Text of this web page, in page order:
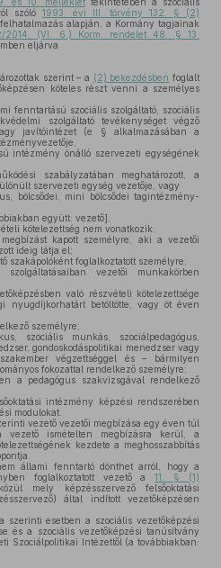
szóló 1993. évi III. törvény 132. § (2)
alapján, a Kormány tagjainak
2014. (VI. 6.) Korm. rendelet 48. § 13.
eljárva
szerint – a (2) bekezdésben foglalt
köteles részt venni a személyes
fenntartású szociális szolgáltató, szociális
szolgáltató tevékenységet végző
javítóintézet (e § alkalmazásában a
intézmény önálló szervezeti egységének
szabályzatában meghatározott, a
szervezeti egység vezetője, vagy
bölcsődei, mini bölcsődei tagintézmény-
együtt: vezető].
kötelezettség nem vonatkozik:
kapott személyre, aki a vezetői
ideig látja el;
szakápolóként foglalkoztatott személyre,
vezetői munkakörben
való részvételi kötelezettsége
nyugdíjkorhatárt betöltötte, vagy öt éven
személyre;
szociális munkás, szociálpedagógus,
gondoskodáspolitikai menedzser vagy
végzettséggel és – bármilyen
fokozattal rendelkező személyre;
a pedagógus szakvizsgával rendelkező
intézmény képzési rendszerében
modulokat.
vezető vezetői megbízása egy éven túl
vezető ismételten megbízásra kerül, a
kezdete a meghosszabbítás
állami fenntartó dönthet arról, hogy a
foglalkoztatott vezető a11. § (1)
mely képzésszervező felsőoktatási
által indított vezetőképzésen
szerinti esetben a szociális vezetőképzési
és a szociális vezetőképzési tanúsítvány
Szociálpolitikai Intézettől (a továbbiakban: